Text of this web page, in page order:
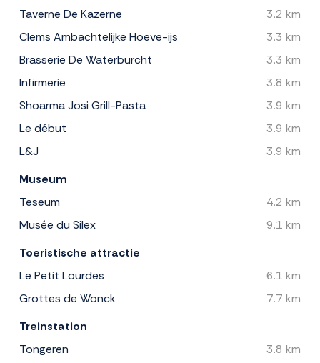
Taverne De Kazerne
3.2 km
Clems Ambachtelijke Hoeve-ijs
3.3 km
Brasserie De Waterburcht
3.3 km
Infirmerie
3.8 km
Shoarma Josi Grill-Pasta
3.9 km
Le début
3.9 km
L&J
3.9 km
Museum
Teseum
4.2 km
Musée du Silex
9.1 km
Toeristische attractie
Le Petit Lourdes
6.1 km
Grottes de Wonck
7.7 km
Treinstation
Tongeren
3.8 km